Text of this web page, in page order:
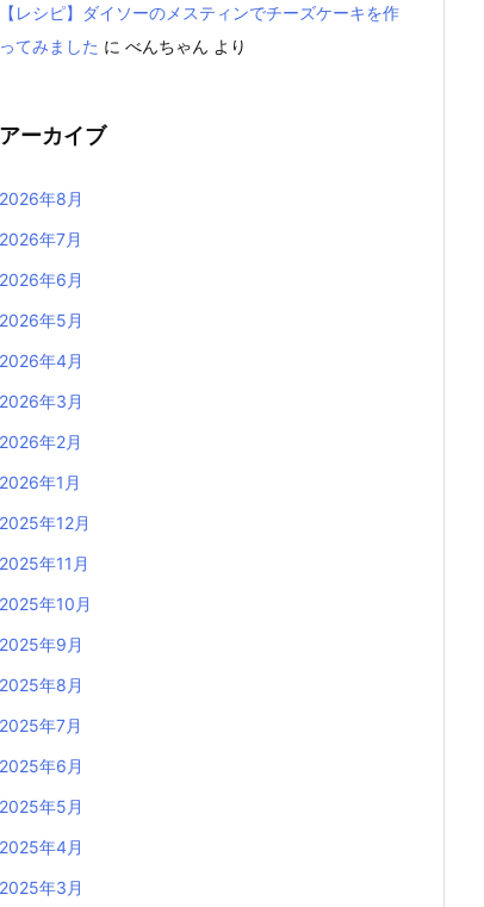
【レシピ】ダイソーのメスティンでチーズケーキを作
ってみました に べんちゃん より
アーカイブ
2026年8月
2026年7月
2026年6月
2026年5月
2026年4月
2026年3月
2026年2月
2026年1月
2025年12月
2025年11月
2025年10月
2025年9月
2025年8月
2025年7月
2025年6月
2025年5月
2025年4月
2025年3月